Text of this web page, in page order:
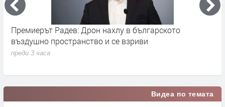
Премиерът Радев: Дрон нахлу в българското
въздушно пространство и се взриви
преди 3 часа
Видеа по темата